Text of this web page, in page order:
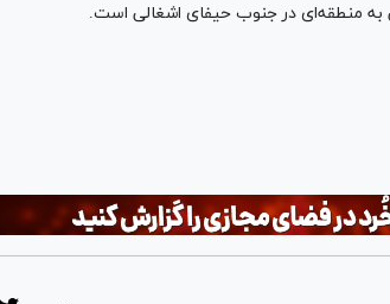
به منطقه‌ای در جنوب حیفای اشغالی است.